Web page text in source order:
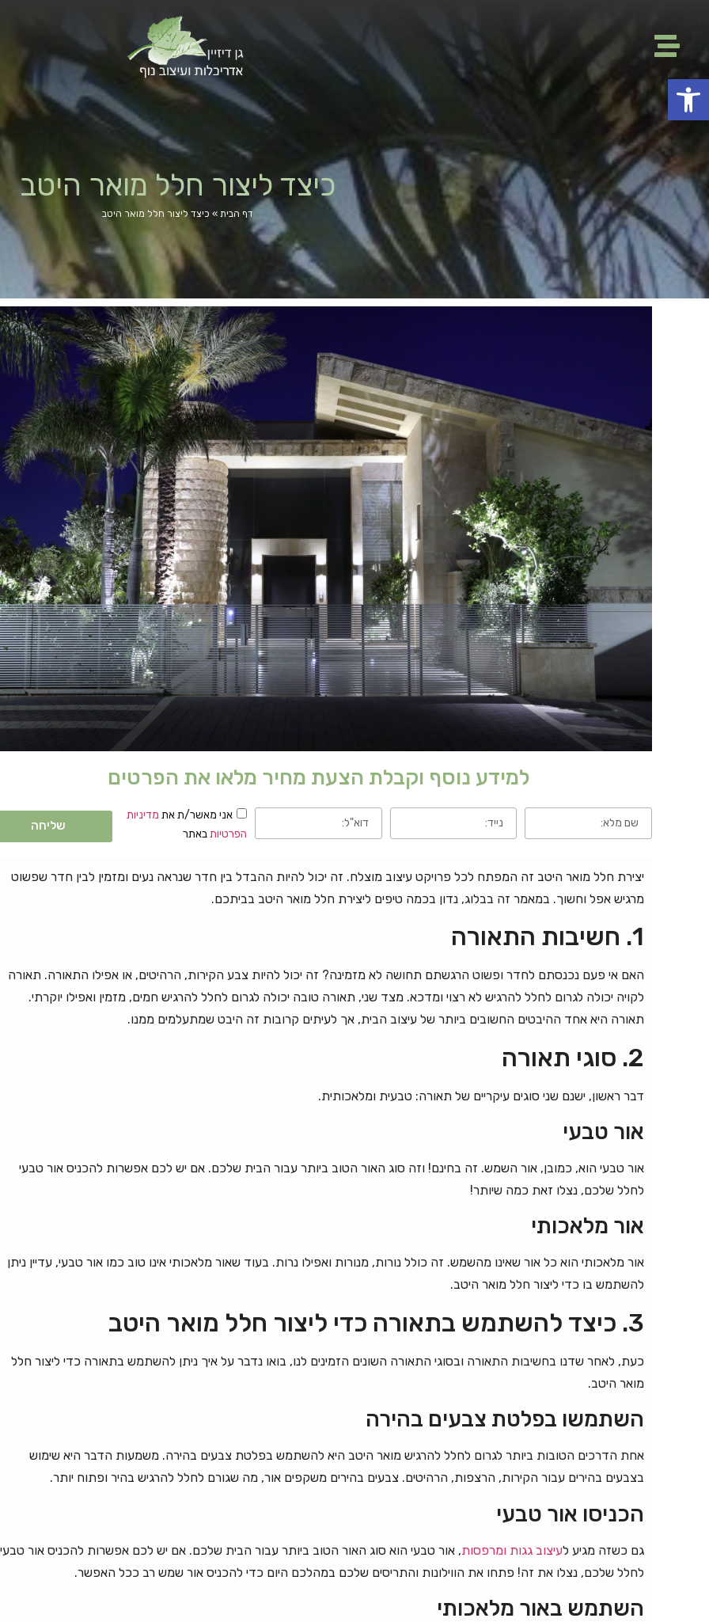
פתח סרגל נגישות
כיצד ליצור חלל מואר היטב
דף הבית » כיצד ליצור חלל מואר היטב
למידע נוסף וקבלת הצעת מחיר מלאו את הפרטים
אני מאשר/ת את מדיניות
הפרטיותבאתר
שליחה
יצירת חלל מואר היטב זה המפתח לכל פרויקט עיצוב מוצלח. זה יכול להיות ההבדל בין חדר שנראה נעים ומזמין לבין חדר שפשוט
מרגיש אפל וחשוך. במאמר זה בבלוג, נדון בכמה טיפים ליצירת חלל מואר היטב בביתכם.
1. חשיבות התאורה
האם אי פעם נכנסתם לחדר ופשוט הרגשתם תחושה לא מזמינה? זה יכול להיות צבע הקירות, הרהיטים, או אפילו התאורה. תאורה
לקויה יכולה לגרום לחלל להרגיש לא רצוי ומדכא. מצד שני, תאורה טובה יכולה לגרום לחלל להרגיש חמים, מזמין ואפילו יוקרתי.
תאורה היא אחד ההיבטים החשובים ביותר של עיצוב הבית, אך לעיתים קרובות זה היבט שמתעלמים ממנו.
2. סוגי תאורה
דבר ראשון, ישנם שני סוגים עיקריים של תאורה: טבעית ומלאכותית.
אור טבעי
אור טבעי הוא, כמובן, אור השמש. זה בחינם! וזה סוג האור הטוב ביותר עבור הבית שלכם. אם יש לכם אפשרות להכניס אור טבעי
לחלל שלכם, נצלו זאת כמה שיותר!
אור מלאכותי
אור מלאכותי הוא כל אור שאינו מהשמש. זה כולל נורות, מנורות ואפילו נרות. בעוד שאור מלאכותי אינו טוב כמו אור טבעי, עדיין ניתן
להשתמש בו כדי ליצור חלל מואר היטב.
3. כיצד להשתמש בתאורה כדי ליצור חלל מואר היטב
כעת, לאחר שדנו בחשיבות התאורה ובסוגי התאורה השונים הזמינים לנו, בואו נדבר על איך ניתן להשתמש בתאורה כדי ליצור חלל
מואר היטב.
השתמשו בפלטת צבעים בהירה
אחת הדרכים הטובות ביותר לגרום לחלל להרגיש מואר היטב היא להשתמש בפלטת צבעים בהירה. משמעות הדבר היא שימוש
בצבעים בהירים עבור הקירות, הרצפות, הרהיטים. צבעים בהירים משקפים אור, מה שגורם לחלל להרגיש בהיר ופתוח יותר.
הכניסו אור טבעי
גם כשזה מגיע לעיצוב גגות ומרפסות, אור טבעי הוא סוג האור הטוב ביותר עבור הבית שלכם. אם יש לכם אפשרות להכניס אור טבעי
לחלל שלכם, נצלו את זה! פתחו את הווילונות והתריסים שלכם במהלכם היום כדי להכניס אור שמש רב ככל האפשר.
השתמש באור מלאכותי